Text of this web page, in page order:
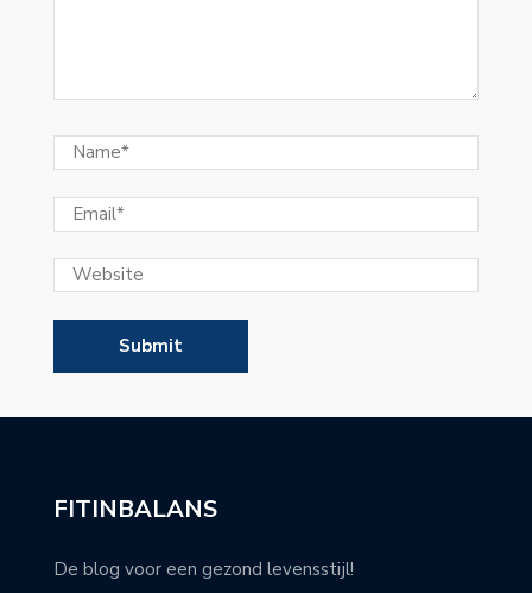
FITINBALANS
De blog voor een gezond levensstijl!